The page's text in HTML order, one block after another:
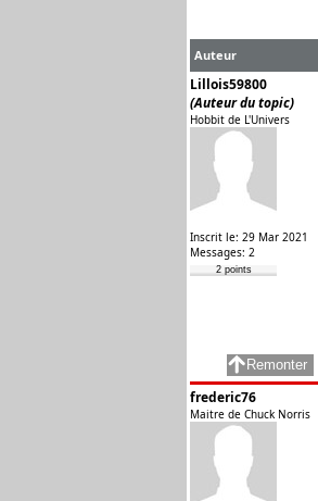
Auteur
Lillois59800
(Auteur du topic)
Hobbit de L'Univers
Inscrit le: 29 Mar 2021
Messages: 2
2 points
frederic76
Maitre de Chuck Norris